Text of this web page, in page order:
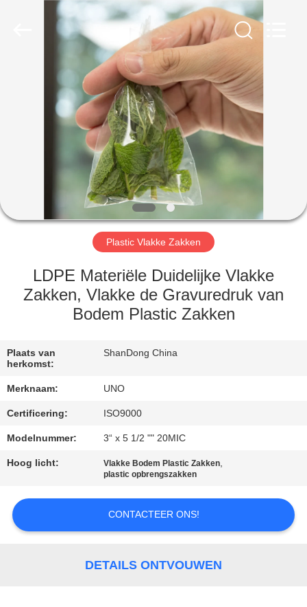
PRODUCTEN
ONGEVEER
FABRIEKSREIS
KWALITEITSCONTROLE
CONTACTEER
GEVALLEN
SITEMAP
PRIVACY
POLICY
Plastic Vlakke Zakken
LDPE Materiële Duidelijke Vlakke
Zakken, Vlakke de Gravuredruk van
Bodem Plastic Zakken
Plaats van
herkomst:
ShanDong China
Merknaam: UNO
Certificering: ISO9000
Modelnummer: 3“ x 5 1/2 "" 20MIC
Hoog licht: Vlakke Bodem Plastic Zakken,
plastic opbrengszakken
CONTACTEER ONS!
DETAILS ONTVOUWEN